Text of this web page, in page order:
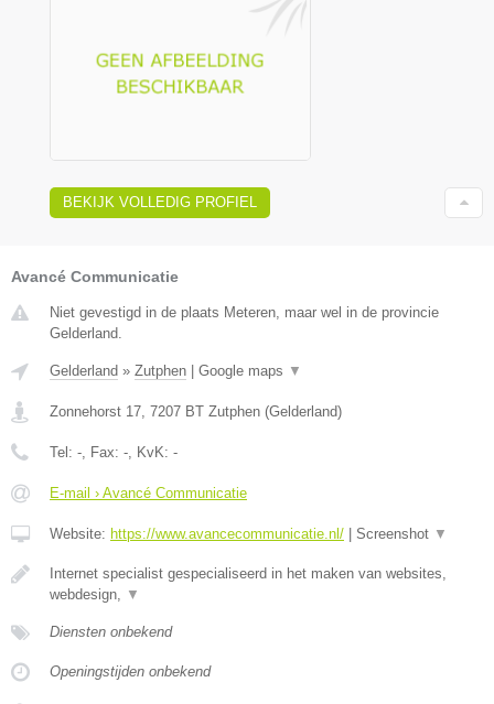
BEKIJK VOLLEDIG PROFIEL
Avancé Communicatie
Niet gevestigd in de plaats Meteren, maar wel in de provincie
Gelderland.
Gelderland » Zutphen | Google maps ▼
Zonnehorst 17 7207 BT Zutphen (Gelderland)
Tel: - , Fax: - , KvK: -
E-mail › Avancé Communicatie
Website: https://www.avancecommunicatie.nl/ | Screenshot ▼
Internet specialist gespecialiseerd in het maken van websites,
webdesign,
▼
Diensten onbekend
Openingstijden onbekend